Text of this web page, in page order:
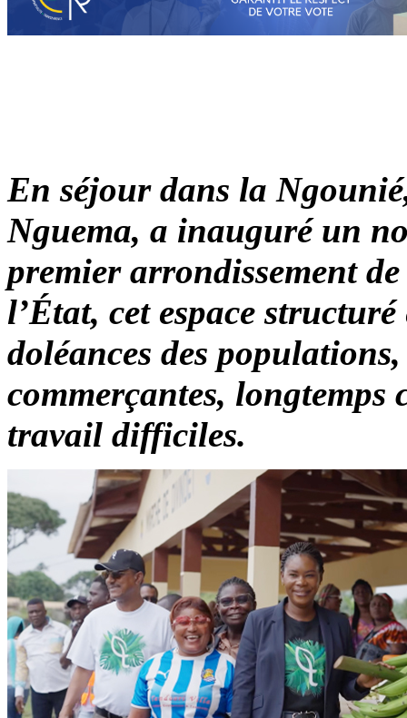
En séjour dans la
Nguema, a inauguré un
premier arrondissement
l’État, cet espace
doléances des
commerçantes, longtemps
travail difficiles.